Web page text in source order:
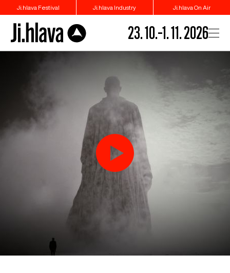
Ji.hlava Festival Ji.hlava Industry Ji.hlava On Air
23. 10.–1. 11. 2026